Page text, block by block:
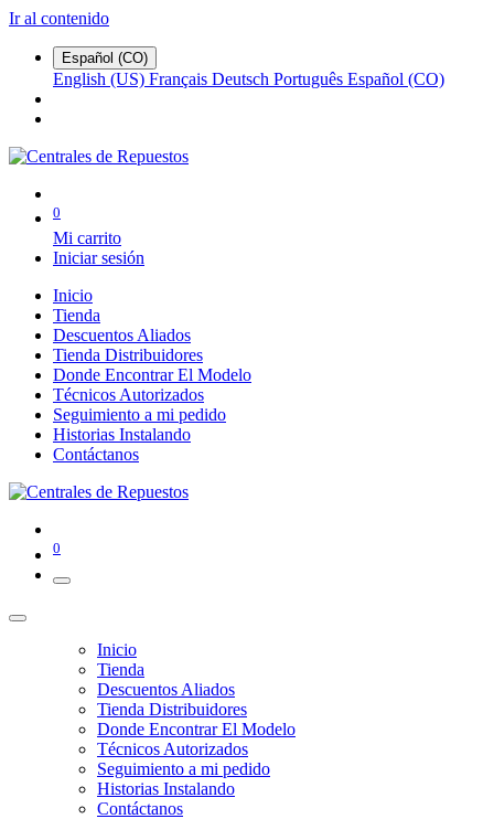
Ir al contenido
Español (CO)
English (US) Français Deutsch Português Español (CO)
0
Mi carrito
Iniciar sesión
Inicio
Tienda
Descuentos Aliados
Tienda Distribuidores
Donde Encontrar El Modelo
Técnicos Autorizados
Seguimiento a mi pedido
Historias Instalando
Contáctanos
0
Inicio
Tienda
Descuentos Aliados
Tienda Distribuidores
Donde Encontrar El Modelo
Técnicos Autorizados
Seguimiento a mi pedido
Historias Instalando
Contáctanos